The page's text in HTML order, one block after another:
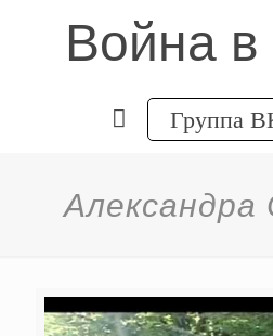
Война в
Группа
Александра